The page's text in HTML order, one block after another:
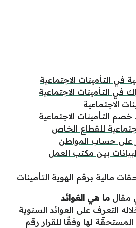
في التأمينات الاجتماعية
في التأمينات الاجتماعية
الاجتماعية
التأمينات الاجتماعية
للقطاع الخاص
على حساب المواطن
بين مكتب العمل
مالية برقم الهوية التأمينات
مقال ما هي العَوائد
التعرف على العوائد السنوية
لها وفقًا للقرار رقم